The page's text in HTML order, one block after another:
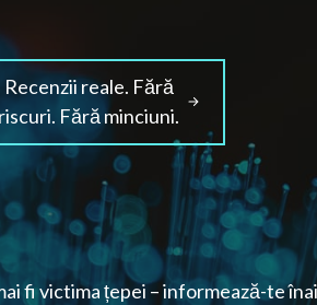
Recenzii reale. Fără
Fără minciuni.
fi victima țepei – informează-te